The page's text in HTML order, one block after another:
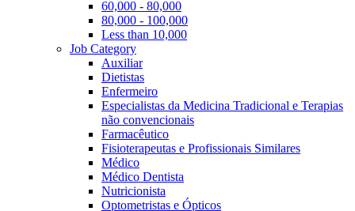
60,000 - 80,000
80,000 - 100,000
Less than 10,000
Job Category
Auxiliar
Dietistas
Enfermeiro
Especialistas da Medicina Tradicional e Terapias
não convencionais
Farmacêutico
Fisioterapeutas e Profissionais Similares
Médico
Médico Dentista
Nutricionista
Optometristas e Ópticos